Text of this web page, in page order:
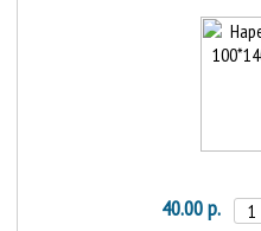
40.00 р.